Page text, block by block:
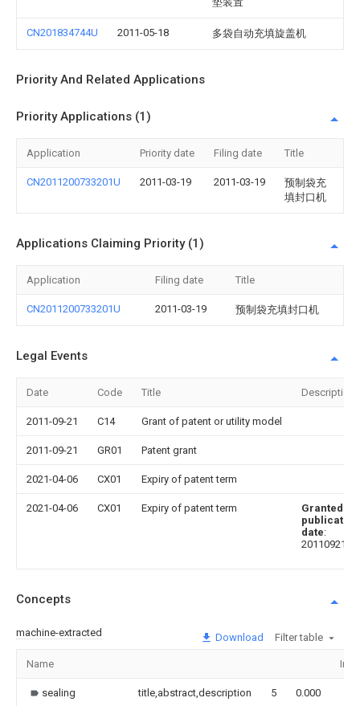
CN201834744U 2011-05-18 多袋自动充填旋盖机
Priority And Related Applications
Priority Applications (1)
Application Priority date Filing date Title
CN2011200733201U 2011-03-19 2011-03-19
预制袋充
填封口机
Applications Claiming Priority (1)
Application Filing date Title
CN2011200733201U 2011-03-19 预制袋充填封口机
Legal Events
Date Code Title Description
2011-09-21 C14 Grant of patent or utility model
2011-09-21 GR01 Patent grant
2021-04-06 CX01 Expiry of patent term
2021-04-06 CX01 Expiry of patent term
Granted
publication
date:
20110921
Concepts
machine-extracted Download Filter table
Name
sealing title,abstract,description 5 0.000